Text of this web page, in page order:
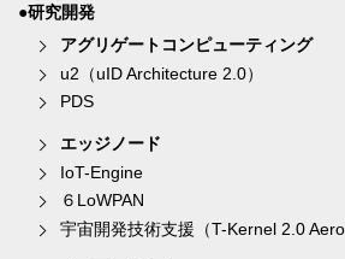
●研究開発
アグリゲートコンピューティング
u2（uID Architecture 2.0）
PDS
エッジノード
IoT-Engine
６LoWPAN
宇宙開発技術支援（T-Kernel 2.0